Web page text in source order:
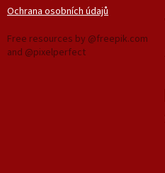
Ochrana osobních údajů
Free resources by @freepik.com
and @pixelperfect